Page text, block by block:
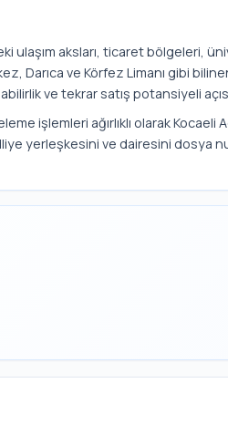
ulaşım aksları, ticaret bölgeleri,
Darıca ve Körfez Limanı gibi
ve tekrar satış potansiyeli
işlemleri ağırlıklı olarak
yerleşkesini ve dairesini dosya